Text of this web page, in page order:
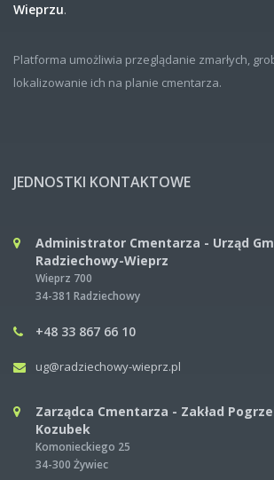
Wieprzu.
Platforma umożliwia przeglądanie zmarłych,
lokalizowanie ich na planie cmentarza.
JEDNOSTKI KONTAKTOWE
Administrator Cmentarza - Urząd
Radziechowy-Wieprz
Wieprz 700
34-381 Radziechowy
+48 33 867 66 10
ug@radziechowy-wieprz.pl
Zarządca Cmentarza - Zakład
Kozubek
Komonieckiego 25
34-300 Żywiec